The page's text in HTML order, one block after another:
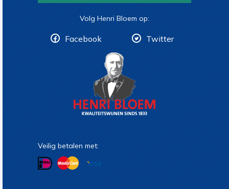
Volg Henri Bloem op:
Facebook Twitter
Veilig betalen met: